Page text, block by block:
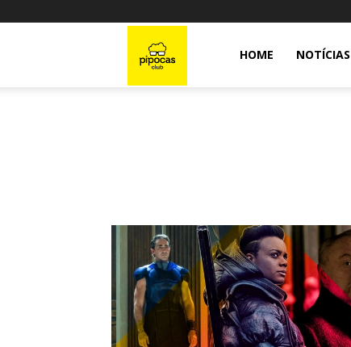
HOME NOTÍCIAS